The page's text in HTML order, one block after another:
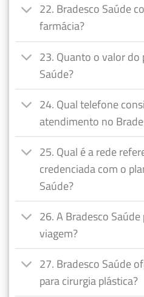
22. Bradesco Saúde
farmácia?
23. Quanto o valor do
Saúde?
24. Qual telefone
atendimento no
25. Qual é a rede
credenciada com o
Saúde?
26. A Bradesco
viagem?
27. Bradesco Saúde
para cirurgia plástica?